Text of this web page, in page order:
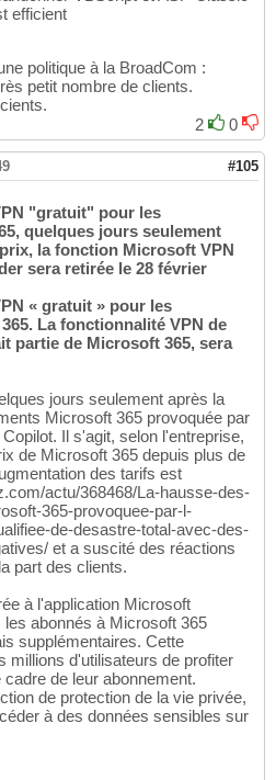
efficient
politique à la BroadCom :
petit nombre de clients.
2
0
#105
"gratuit" pour les
quelques jours seulement
la fonction Microsoft VPN
sera retirée le 28 février
« gratuit » pour les
La fonctionnalité VPN de
partie de Microsoft 365, sera
jours seulement après la
Microsoft 365 provoquée par
Il s'agit, selon l'entreprise,
de Microsoft 365 depuis plus de
des tarifs est
actu/368468/La-hausse-des-
365-provoquee-par-l-
de-desastre-total-avec-des-
et a suscité des réactions
part des clients.
à l'application Microsoft
abonnés à Microsoft 365
supplémentaires. Cette
millions d'utilisateurs de profiter
de leur abonnement.
de protection de la vie privée,
à des données sensibles sur